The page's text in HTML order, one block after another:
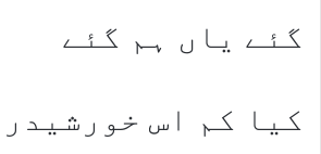
گئے یاں ہم گئے
کیا کم اس